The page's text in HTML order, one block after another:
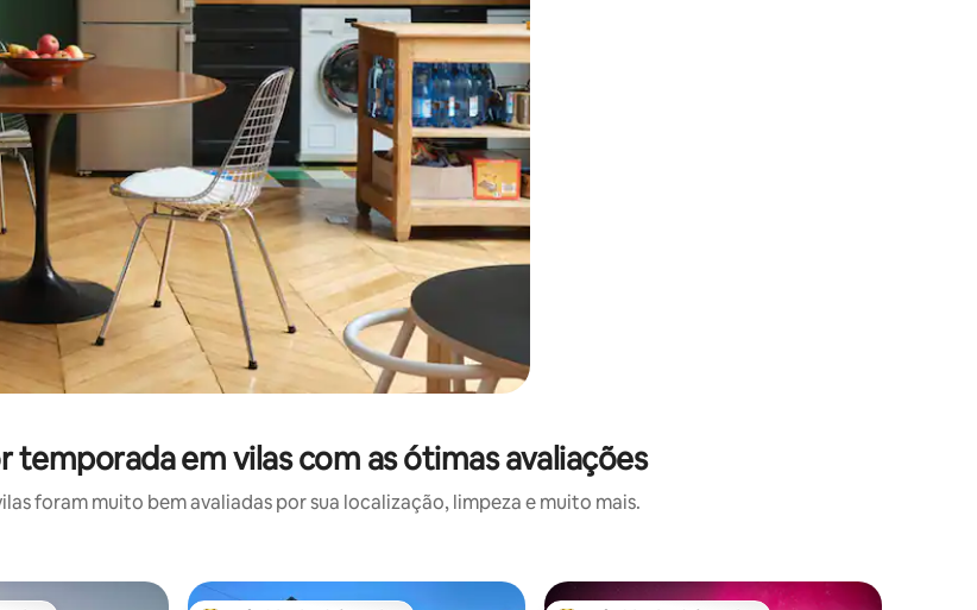
temporada em vilas com as ótimas avaliações
foram muito bem avaliadas por sua localização, limpeza e muito mais.